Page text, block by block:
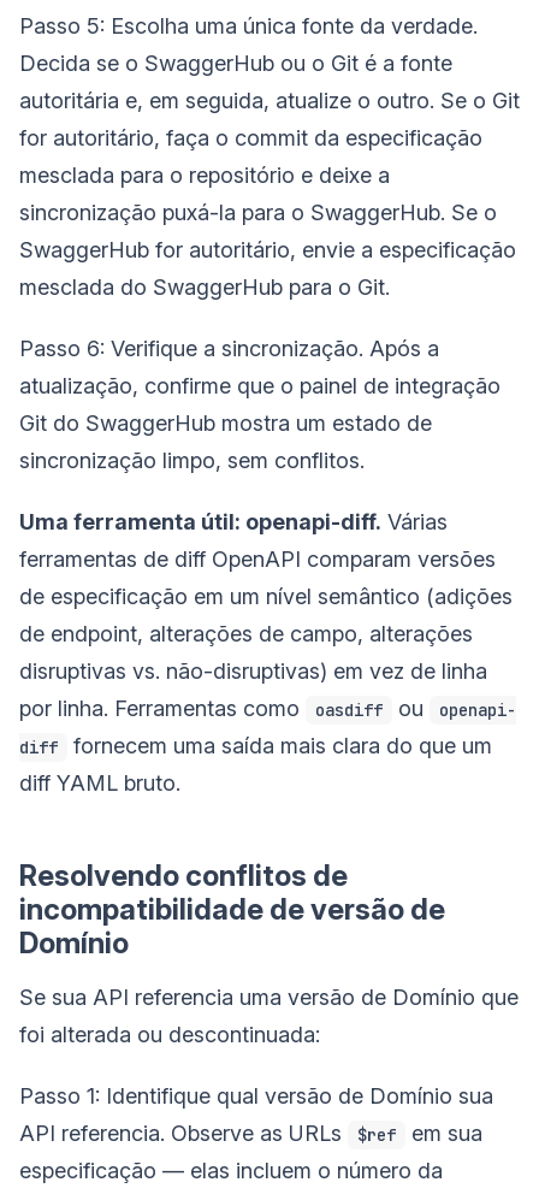
Passo 5: Escolha uma única fonte da verdade.
Decida se o SwaggerHub ou o Git é a fonte
autoritária e, em seguida, atualize o outro. Se o Git
for autoritário, faça o commit da especificação
mesclada para o repositório e deixe a
sincronização puxá-la para o SwaggerHub. Se o
SwaggerHub for autoritário, envie a especificação
mesclada do SwaggerHub para o Git.
Passo 6: Verifique a sincronização. Após a
atualização, confirme que o painel de integração
Git do SwaggerHub mostra um estado de
sincronização limpo, sem conflitos.
Uma ferramenta útil: openapi-diff. Várias
ferramentas de diff OpenAPI comparam versões
de especificação em um nível semântico (adições
de endpoint, alterações de campo, alterações
disruptivas vs. não-disruptivas) em vez de linha
por linha. Ferramentas como
oasdiff ou
openapi-
diff
fornecem uma saída mais clara do que um
diff YAML bruto.
Resolvendo conflitos de
incompatibilidade de versão de
Domínio
Se sua API referencia uma versão de Domínio que
foi alterada ou descontinuada:
Passo 1: Identifique qual versão de Domínio sua
API referencia. Observe as URLs
$ref
em sua
especificação — elas incluem o número da